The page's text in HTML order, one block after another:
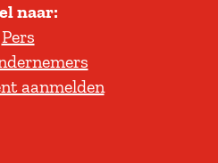
l
t
e
r
naar:
Pers
aanmelden